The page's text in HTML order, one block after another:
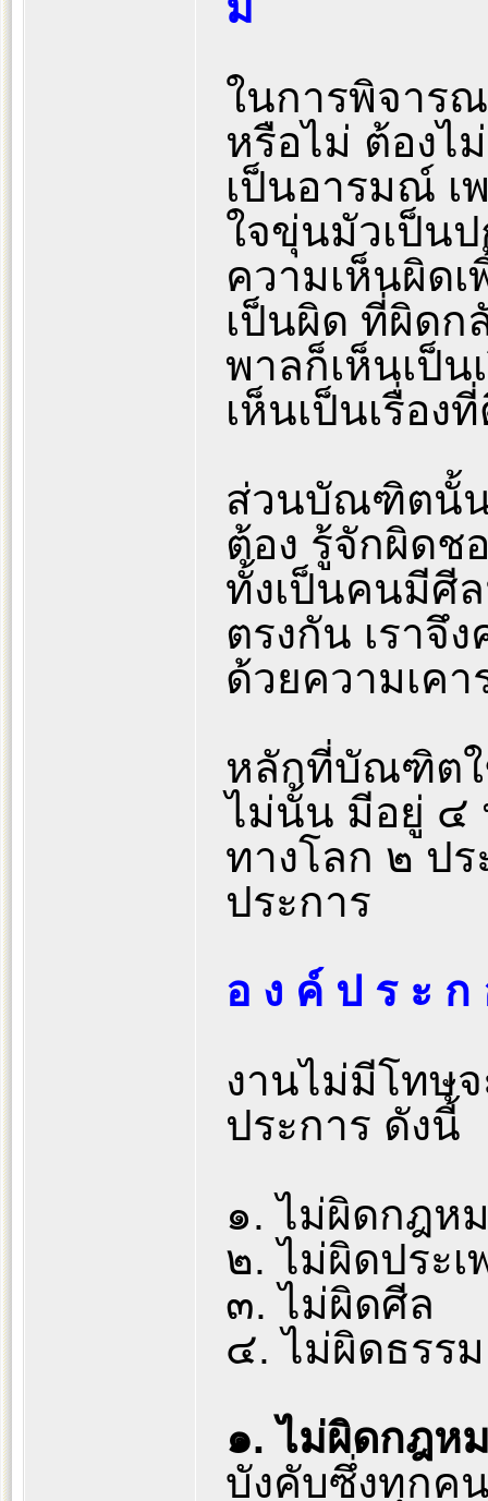
ในการพิจาร
หรือไม่ ต้องไ
เป็นอารมณ์ เ
ใจขุ่นมัวเป็น
ความเห็นผิด
เป็นผิด ที่ผิดก
พาลก็เห็นเป็น
เห็นเป็นเรื่อง
ส่วนบัณฑิตนั้น
ต้อง รู้จักผิด
ทั้งเป็นคนมีศี
ตรงกัน เราจึ
ด้วยความเคา
หลักที่บัณฑิตใ
ไม่นั้น มีอยู่ ๔
ทางโลก ๒ ป
ประการ
อ ง ค์ ป ร ะ
งานไม่มีโทษ
ประการ ดังนี้
๑. ไม่ผิดกฎห
๒. ไม่ผิดประ
๓. ไม่ผิดศีล
๔. ไม่ผิดธรรม
๑. ไม่ผิดกฎห
บังคับซึ่งทุกค